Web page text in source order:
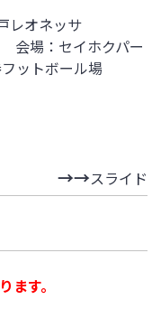
レオネッサ
会場：セイホクパー
ットボール場
スライド
す。